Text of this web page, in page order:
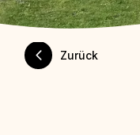
Zurück